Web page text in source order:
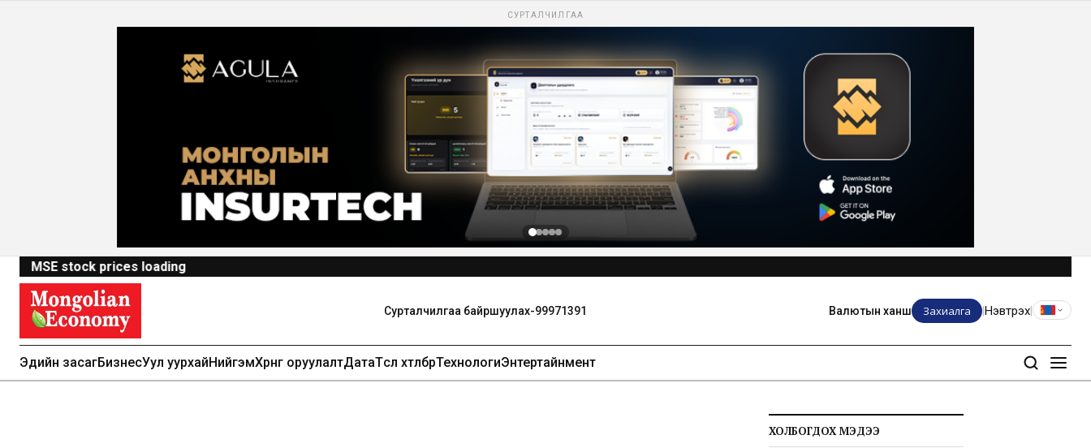
СУРТАЛЧИЛГАА
MSE stock prices loading
Валютын ханш Захиалга Нэвтрэх
Эдийн засагБизнесУул уурхайНийгэмХөрөнгө оруулалтДатаТөсөл хөтөлбөрТехнологиЭнтертайнмент
ХОЛБОГДОХ МЭДЭЭ